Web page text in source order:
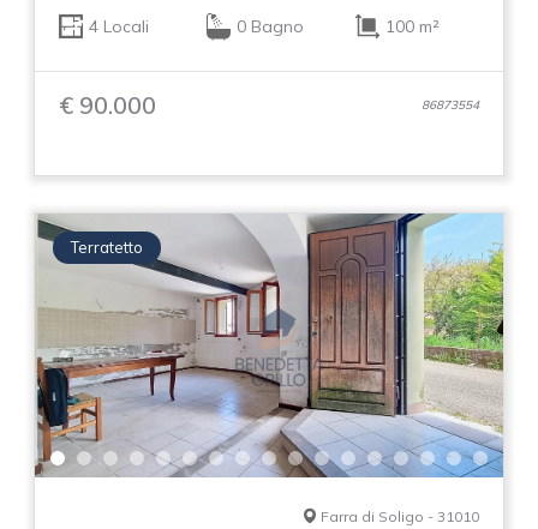
4 Locali 0 Bagno 100 m²
€ 90.000 86873554
Terratetto
Farra di Soligo - 31010